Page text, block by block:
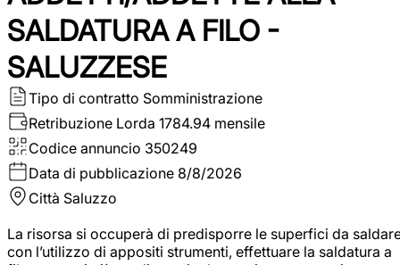
SALDATURA A FILO -
SALUZZESE
Tipo di contratto Somministrazione
Retribuzione Lorda 1784.94 mensile
Codice annuncio 350249
Data di pubblicazione 8/8/2026
Città Saluzzo
La risorsa si occuperà di predisporre le superfici da
con l’utilizzo di appositi strumenti, effettuare la saldatura a